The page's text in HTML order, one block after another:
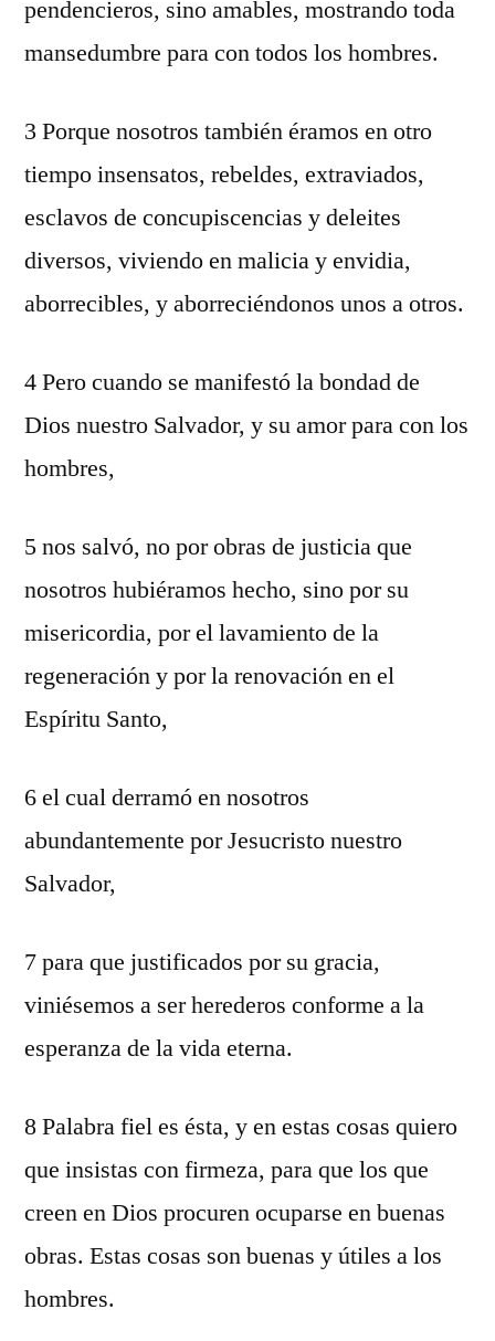
pendencieros, sino amables, mostrando toda
mansedumbre para con todos los hombres.
3 Porque nosotros también éramos en otro
tiempo insensatos, rebeldes, extraviados,
esclavos de concupiscencias y deleites
diversos, viviendo en malicia y envidia,
aborrecibles, y aborreciéndonos unos a otros.
4 Pero cuando se manifestó la bondad de
Dios nuestro Salvador, y su amor para con los
hombres,
5 nos salvó, no por obras de justicia que
nosotros hubiéramos hecho, sino por su
misericordia, por el lavamiento de la
regeneración y por la renovación en el
Espíritu Santo,
6 el cual derramó en nosotros
abundantemente por Jesucristo nuestro
Salvador,
7 para que justificados por su gracia,
viniésemos a ser herederos conforme a la
esperanza de la vida eterna.
8 Palabra fiel es ésta, y en estas cosas quiero
que insistas con firmeza, para que los que
creen en Dios procuren ocuparse en buenas
obras. Estas cosas son buenas y útiles a los
hombres.